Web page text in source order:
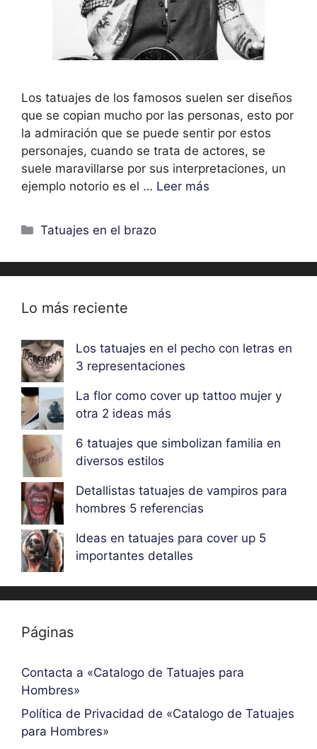
Los tatuajes de los famosos suelen ser diseños
que se copian mucho por las personas, esto por
la admiración que se puede sentir por estos
personajes, cuando se trata de actores, se
suele maravillarse por sus interpretaciones, un
ejemplo notorio es el … Leer más
Categorías
Tatuajes en el brazo
Lo más reciente
Los tatuajes en el pecho con letras en
3 representaciones
La flor como cover up tattoo mujer y
otra 2 ideas más
6 tatuajes que simbolizan familia en
diversos estilos
Detallistas tatuajes de vampiros para
hombres 5 referencias
Ideas en tatuajes para cover up 5
importantes detalles
Páginas
Contacta a «Catalogo de Tatuajes para
Hombres»
Política de Privacidad de «Catalogo de Tatuajes
para Hombres»